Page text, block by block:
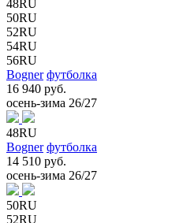
48RU
50RU
52RU
54RU
56RU
Bogner футболка
16 940 руб.
осень-зима 26/27
48RU
Bogner футболка
14 510 руб.
осень-зима 26/27
50RU
52RU